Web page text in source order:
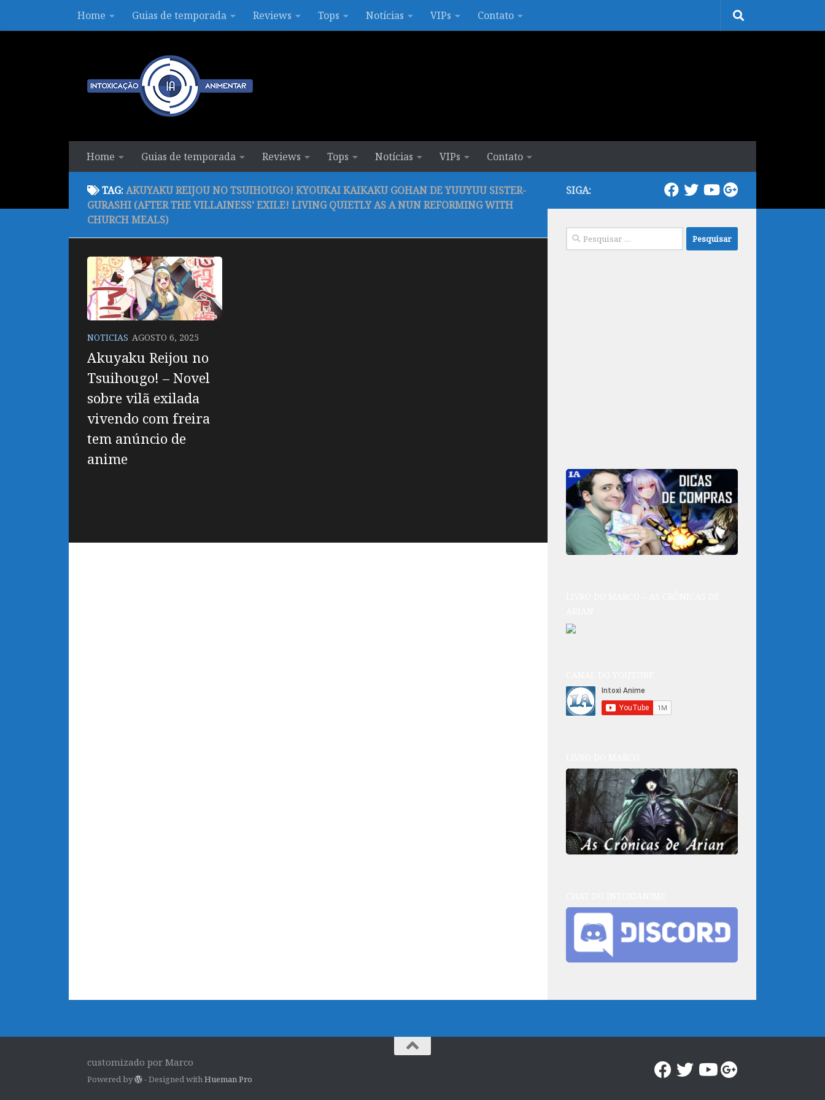
Skip to contentHome Guias de temporada Reviews Tops Notícias VIPs Contato
Home Guias de temporada Reviews Tops Notícias VIPs Contato
TAG:AKUYAKU REIJOU NO TSUIHOUGO! KYOUKAI KAIKAKU GOHAN DE YUUYUU SISTER-
GURASHI (AFTER THE VILLAINESS’ EXILE! LIVING QUIETLY AS A NUN REFORMING WITH
CHURCH MEALS)
NOTICIAS AGOSTO 6, 2025
Akuyaku Reijou no
Tsuihougo! – Novel
sobre vilã exilada
vivendo com freira
tem anúncio de
anime
SIGA:
Pesquisar
por:
customizado por Marco
Powered by - Designed withHueman Pro